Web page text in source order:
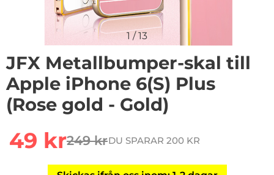
1 /13
JFX Metallbumper-skal till
Apple iPhone 6(S) Plus
(Rose gold - Gold)
rea pris
49 krtidigare pris
249 krDU SPARAR 200 KR